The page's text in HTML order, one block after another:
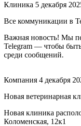
Клиника 5 декабря
Все коммуникации в
Важная новость! Мы
Telegram — чтобы быть
среди сообщений.
Компания 4 декабря
Новая ветеринарная
Новая клиника
Коломенская, 12к1